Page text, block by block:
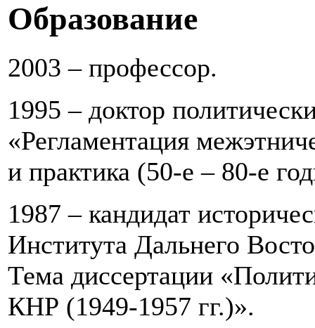
Образование
2003 – профессор.
1995 – доктор
«Регламентация
и практика (50-е – 80-е
1987 – кандидат
Института Дальнего
Тема диссертации
КНР (1949-1957 гг.)».